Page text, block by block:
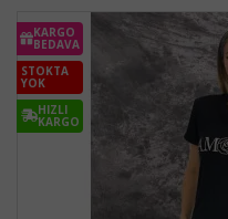
KARGO
BEDAVA
STOKTA
YOK
HIZLI
KARGO